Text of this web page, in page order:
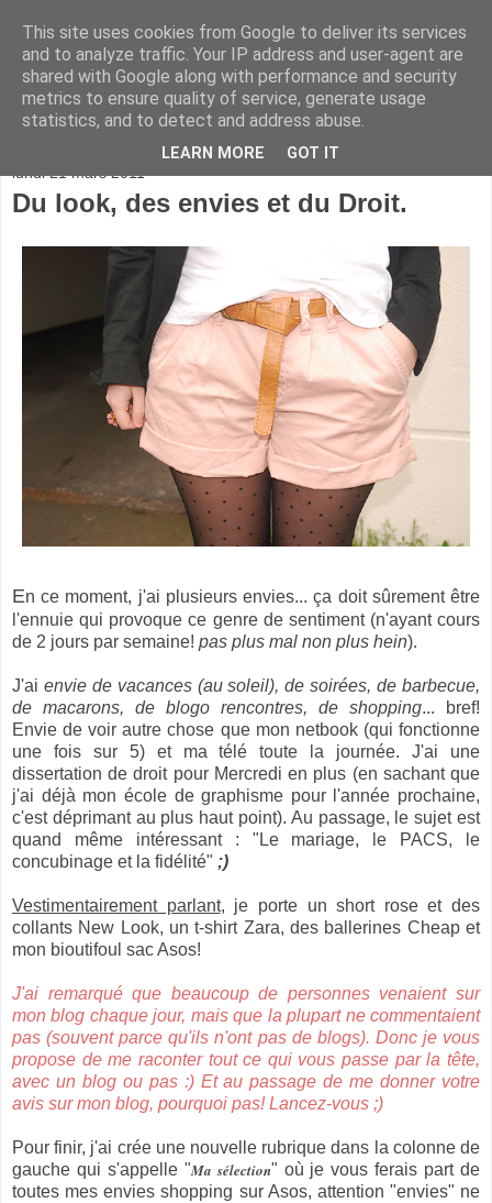
lundi 21 mars 2011
Du look, des envies et du Droit.
En ce moment, j'ai plusieurs envies... ça doit sûrement être
l'ennuie qui provoque ce genre de sentiment (n'ayant cours
de 2 jours par semaine! pas plus mal non plus hein).
J'ai envie de vacances (au soleil), de soirées, de barbecue,
de macarons, de blogo rencontres, de shopping... bref!
Envie de voir autre chose que mon netbook (qui fonctionne
une fois sur 5) et ma télé toute la journée. J'ai une
dissertation de droit pour Mercredi en plus (en sachant que
j'ai déjà mon école de graphisme pour l'année prochaine,
c'est déprimant au plus haut point). Au passage, le sujet est
quand même intéressant : "Le mariage, le PACS, le
concubinage et la fidélité" ;)
Vestimentairement parlant, je porte un short rose et des
collants New Look, un t-shirt Zara, des ballerines Cheap et
mon bioutifoul sac Asos!
J'ai remarqué que beaucoup de personnes venaient sur
mon blog chaque jour, mais que la plupart ne commentaient
pas (souvent parce qu'ils n'ont pas de blogs). Donc je vous
propose de me raconter tout ce qui vous passe par la tête,
avec un blog ou pas :) Et au passage de me donner votre
avis sur mon blog, pourquoi pas! Lancez-vous ;)
Pour finir, j'ai crée une nouvelle rubrique dans la colonne de
gauche qui s'appelle "Ma sélection" où je vous ferais part de
toutes mes envies shopping sur Asos, attention "envies" ne
This site uses cookies from Google to deliver its services
and to analyze traffic. Your IP address and user-agent are
shared with Google along with performance and security
metrics to ensure quality of service, generate usage
statistics, and to detect and address abuse.
LEARN MORE GOT IT